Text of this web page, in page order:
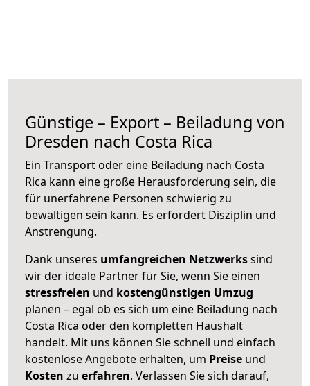
Günstige – Export – Beiladung von
Dresden nach Costa Rica
Ein Transport oder eine Beiladung nach Costa
Rica kann eine große Herausforderung sein, die
für unerfahrene Personen schwierig zu
bewältigen sein kann. Es erfordert Disziplin und
Anstrengung.
Dank unseres umfangreichen Netzwerkssind
wir der ideale Partner für Sie, wenn Sie einen
stressfreien und kostengünstigen Umzug
planen – egal ob es sich um eine Beiladung nach
Costa Rica oder den kompletten Haushalt
handelt. Mit uns können Sie schnell und einfach
kostenlose Angebote erhalten, um Preise und
Kosten zu erfahren. Verlassen Sie sich darauf,